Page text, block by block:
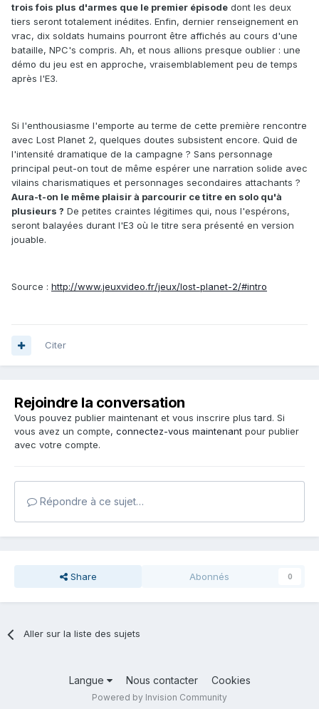
trois fois plus d'armes que le premier épisode dont les deux
tiers seront totalement inédites. Enfin, dernier renseignement en
vrac, dix soldats humains pourront être affichés au cours d'une
bataille, NPC's compris. Ah, et nous allions presque oublier : une
démo du jeu est en approche, vraisemblablement peu de temps
après l'E3.
Si l'enthousiasme l'emporte au terme de cette première rencontre
avec Lost Planet 2, quelques doutes subsistent encore. Quid de
l'intensité dramatique de la campagne ? Sans personnage
principal peut-on tout de même espérer une narration solide avec
vilains charismatiques et personnages secondaires attachants ?
Aura-t-on le même plaisir à parcourir ce titre en solo qu'à
plusieurs ? De petites craintes légitimes qui, nous l'espérons,
seront balayées durant l'E3 où le titre sera présenté en version
jouable.
Source : http://www.jeuxvideo.fr/jeux/lost-planet-2/#intro
Citer
Rejoindre la conversation
Vous pouvez publier maintenant et vous inscrire plus tard. Si
vous avez un compte, connectez-vous maintenant pour publier
avec votre compte.
Répondre à ce sujet…
Share Abonnés 0
Aller sur la liste des sujets
Langue Nous contacter Cookies
Powered by Invision Community